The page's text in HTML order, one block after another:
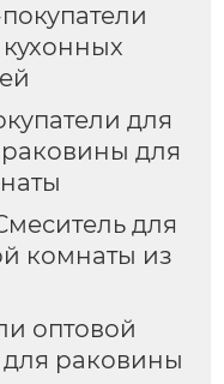
для
для
для
комнаты из
оптовой
раковины